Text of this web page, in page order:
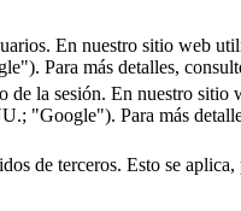
En nuestro sitio web
Para más detalles,
de la sesión. En nuestro
"Google"). Para más
de terceros. Esto se